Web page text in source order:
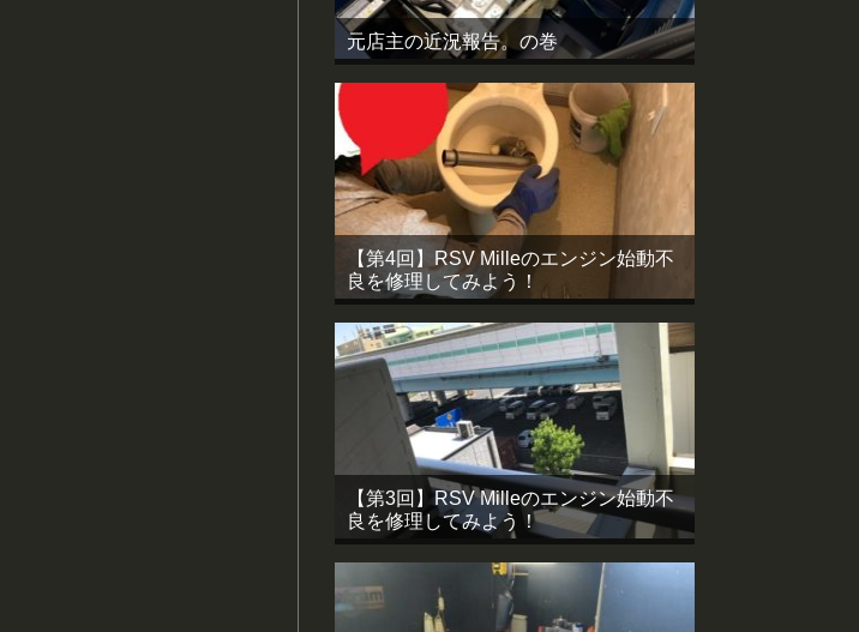
元店主の近況報告。の巻
【第4回】RSV Milleのエンジン始動不
良を修理してみよう！
【第3回】RSV Milleのエンジン始動不
良を修理してみよう！